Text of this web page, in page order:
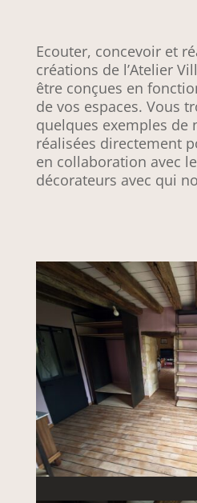
Ecouter, concevoir et
créations de l’Atelier
être conçues en
de vos espaces. Vous
quelques exemples de
réalisées directement
en collaboration avec
décorateurs avec qui